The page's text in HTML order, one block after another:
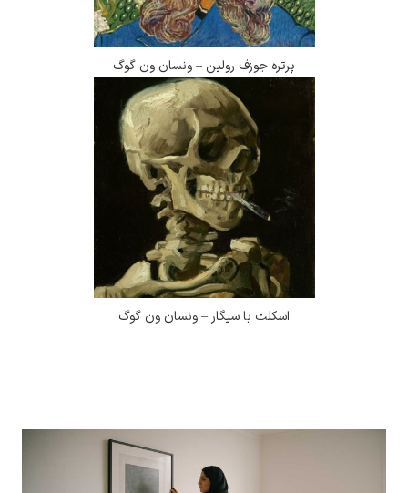
پرتره جوزف رولین – ونسان ون گوگ
اسکلت با سیگار – ونسان ون گوگ